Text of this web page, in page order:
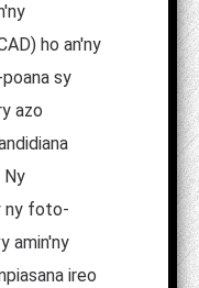
ho an'ny
sy
azo
Ny
ny foto-
amin'ny
ireo